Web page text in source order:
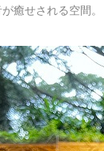
癒せされる空間。